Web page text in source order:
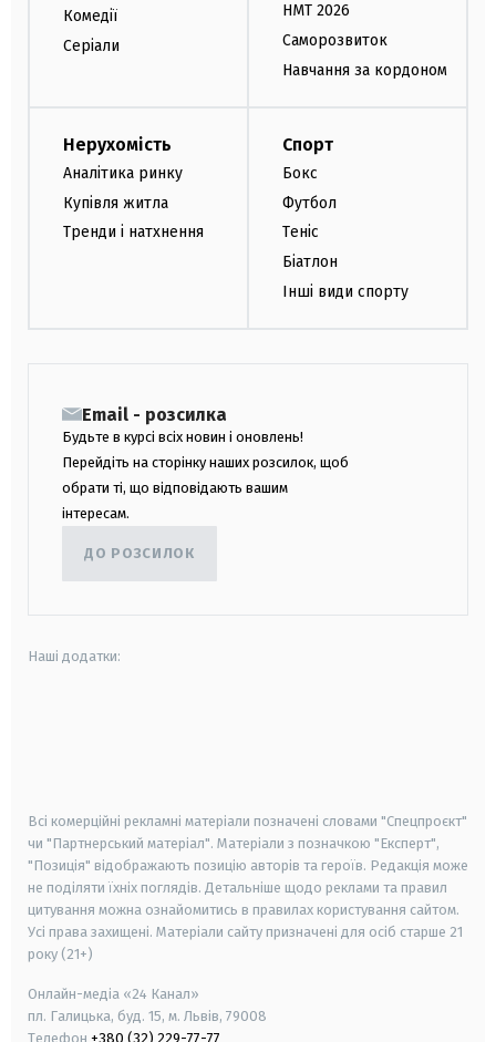
Комедії
Серіали
НМТ 2026
Саморозвиток
Навчання за кордоном
Нерухомість
Аналітика ринку
Купівля житла
Тренди і натхнення
Спорт
Бокс
Футбол
Теніс
Біатлон
Інші види спорту
Email - розсилка
Будьте в курсі всіх новин і оновлень!
Перейдіть на сторінку наших розсилок, щоб
обрати ті, що відповідають вашим
інтересам.
ДО РОЗСИЛОК
Наші додатки:
Всі комерційні рекламні матеріали позначені словами "Спецпроєкт"
чи "Партнерський матеріал". Матеріали з позначкою "Експерт",
"Позиція" відображають позицію авторів та героїв. Редакція може
не поділяти їхніх поглядів. Детальніше щодо реклами та правил
цитування можна ознайомитись в правилах користування сайтом.
Усі права захищені. Матеріали сайту призначені для осіб старше 21
року (21+)
Онлайн-медіа «24 Канал»
пл. Галицька, буд. 15, м. Львів, 79008
Телефон +380 (32) 229-77-77